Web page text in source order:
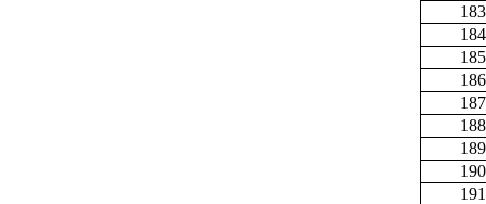
183
184
185
186
187
188
189
190
191